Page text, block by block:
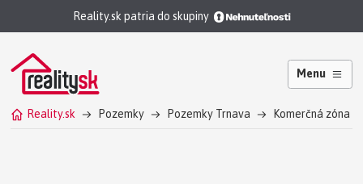
Reality.sk patria do skupiny
Menu
Reality.sk Pozemky Pozemky Trnava Komerčná zóna